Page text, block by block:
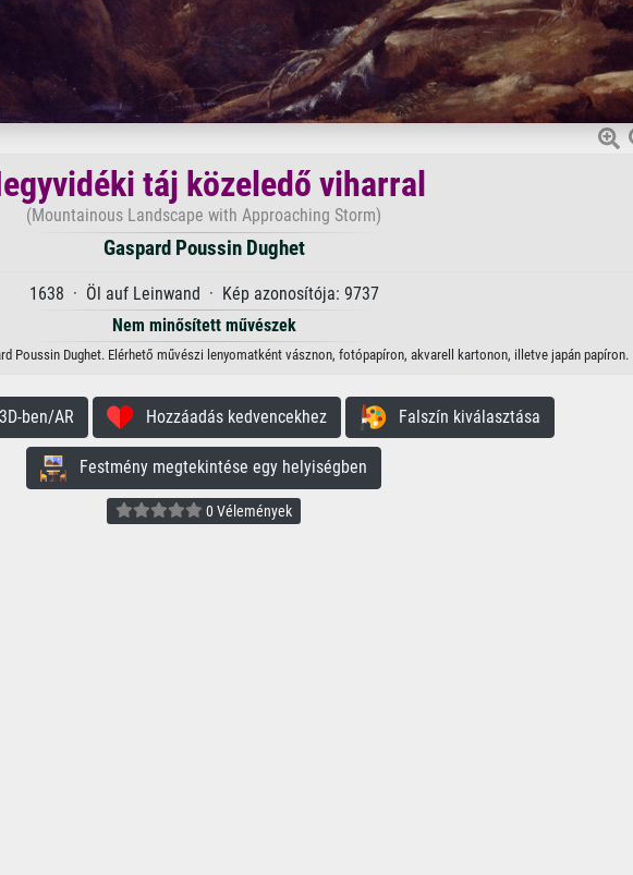
táj közeledő viharral
(Mountainous Landscape with Approaching Storm)
Gaspard Poussin Dughet
1638 · Öl auf Leinwand · Kép azonosítója: 9737
Nem minősített művészek
Poussin Dughet. Elérhető művészi lenyomatként vásznon, fotópapíron, akvarell kartonon, illetve japán papíron.
ben/AR Hozzáadás kedvencekhez Falszín kiválasztása
Festmény megtekintése egy helyiségben
0 Vélemények